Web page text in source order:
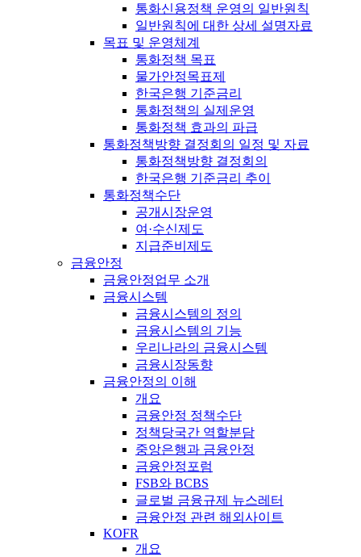
통화신용정책 운영의 일반원칙
일반원칙에 대한 상세 설명자료
목표 및 운영체계
통화정책 목표
물가안정목표제
한국은행 기준금리
통화정책의 실제운영
통화정책 효과의 파급
통화정책방향 결정회의 일정 및 자료
통화정책방향 결정회의
한국은행 기준금리 추이
통화정책수단
공개시장운영
여·수신제도
지급준비제도
금융안정
금융안정업무 소개
금융시스템
금융시스템의 정의
금융시스템의 기능
우리나라의 금융시스템
금융시장동향
금융안정의 이해
개요
금융안정 정책수단
정책당국간 역할분담
중앙은행과 금융안정
금융안정포럼
FSB와 BCBS
글로벌 금융규제 뉴스레터
금융안정 관련 해외사이트
KOFR
개요